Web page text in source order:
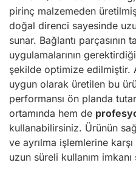
pirinç malzemeden
doğal direnci sayesinde
sunar. Bağlantı parçasının
uygulamalarının
şekilde optimize edilmiştir.
uygun olarak üretilen bu
performansı ön planda
ortamında hem de
kullanabilirsiniz. Ürünün
ve ayrılma işlemlerine karşı
uzun süreli kullanım imkanı